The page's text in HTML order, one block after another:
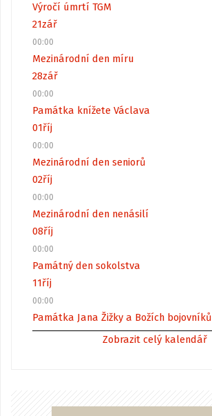
Výročí úmrtí TGM
21zář
00:00
Mezinárodní den míru
28zář
00:00
Památka knížete Václava
01říj
00:00
Mezinárodní den seniorů
02říj
00:00
Mezinárodní den nenásilí
08říj
00:00
Památný den sokolstva
11říj
00:00
Památka Jana Žižky a Božích bojovníků
Zobrazit celý kalendář